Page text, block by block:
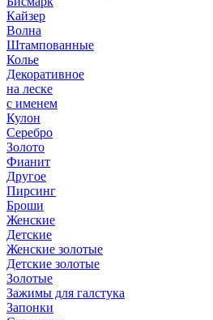
Кайзер
Волна
Штампованные
Колье
Декоративное
на леске
с именем
Кулон
Серебро
Золото
Фианит
Другое
Пирсинг
Броши
Женские
Детские
Женские золотые
Детские золотые
Золотые
Зажимы для галстука
Запонки